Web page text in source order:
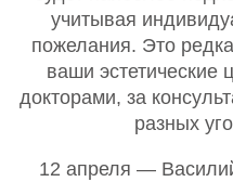
учитывая
пожелания. Это
ваши эстетические
докторами, за
разных
12 апреля —